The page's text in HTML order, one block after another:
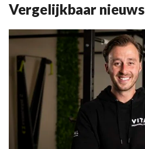
Vergelijkbaar nieuws